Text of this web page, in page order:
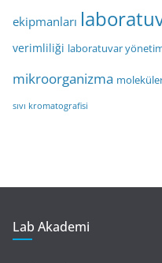
ekipmanları
verimliliği laboratuvar
mikroorganizma
sıvı kromatografisi
Lab Akademi